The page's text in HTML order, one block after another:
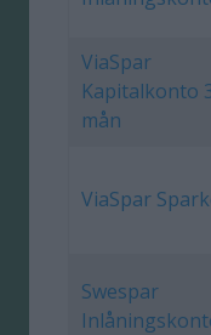
ViaSpar
Kapitalkonto
mån
ViaSpar
Swespar